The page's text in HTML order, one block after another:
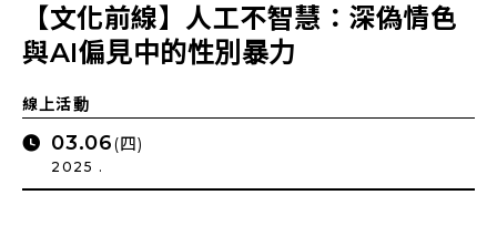
【文化前線】人工不智慧：深偽情色
與AI偏見中的性別暴力
線上活動
03.06(四)
2025 .